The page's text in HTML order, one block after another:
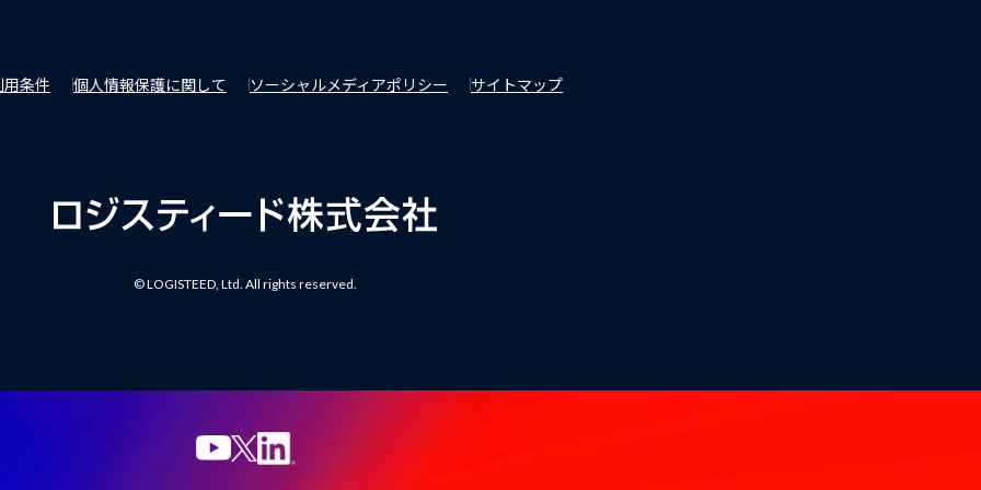
条件 個人情報保護に関して ソーシャルメディアポリシー サイトマップ
© LOGISTEED, Ltd. All rights reserved.